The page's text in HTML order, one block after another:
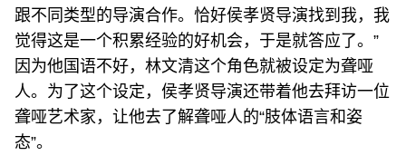
跟不同类型的导演合作。恰好侯孝贤导演找到我，我
觉得这是一个积累经验的好机会，于是就答应了。”
因为他国语不好，林文清这个角色就被设定为聋哑
人。为了这个设定，侯孝贤导演还带着他去拜访一位
聋哑艺术家，让他去了解聋哑人的“肢体语言和姿
态”。